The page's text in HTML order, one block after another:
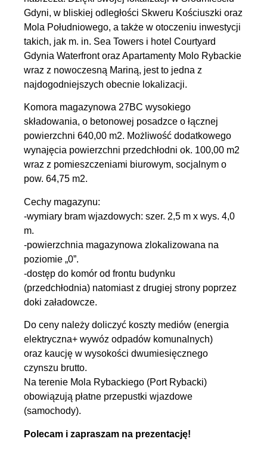
Gdyni, w bliskiej odległości Skweru Kościuszki oraz
Mola Południowego, a także w otoczeniu inwestycji
takich, jak m. in. Sea Towers i hotel Courtyard
Gdynia Waterfront oraz Apartamenty Molo Rybackie
wraz z nowoczesną Mariną, jest to jedna z
najdogodniejszych obecnie lokalizacji.
Komora magazynowa 27BC wysokiego
składowania, o betonowej posadzce o łącznej
powierzchni 640,00 m2. Możliwość dodatkowego
wynajęcia powierzchni przedchłodni ok. 100,00 m2
wraz z pomieszczeniami biurowym, socjalnym o
pow. 64,75 m2.
Cechy magazynu:
-wymiary bram wjazdowych: szer. 2,5 m x wys. 4,0
m.
-powierzchnia magazynowa zlokalizowana na
poziomie „0”.
-dostęp do komór od frontu budynku
(przedchłodnia) natomiast z drugiej strony poprzez
doki załadowcze.
Do ceny należy doliczyć koszty mediów (energia
elektryczna+ wywóz odpadów komunalnych)
oraz kaucję w wysokości dwumiesięcznego
czynszu brutto.
Na terenie Mola Rybackiego (Port Rybacki)
obowiązują płatne przepustki wjazdowe
(samochody).
Polecam i zapraszam na prezentację!